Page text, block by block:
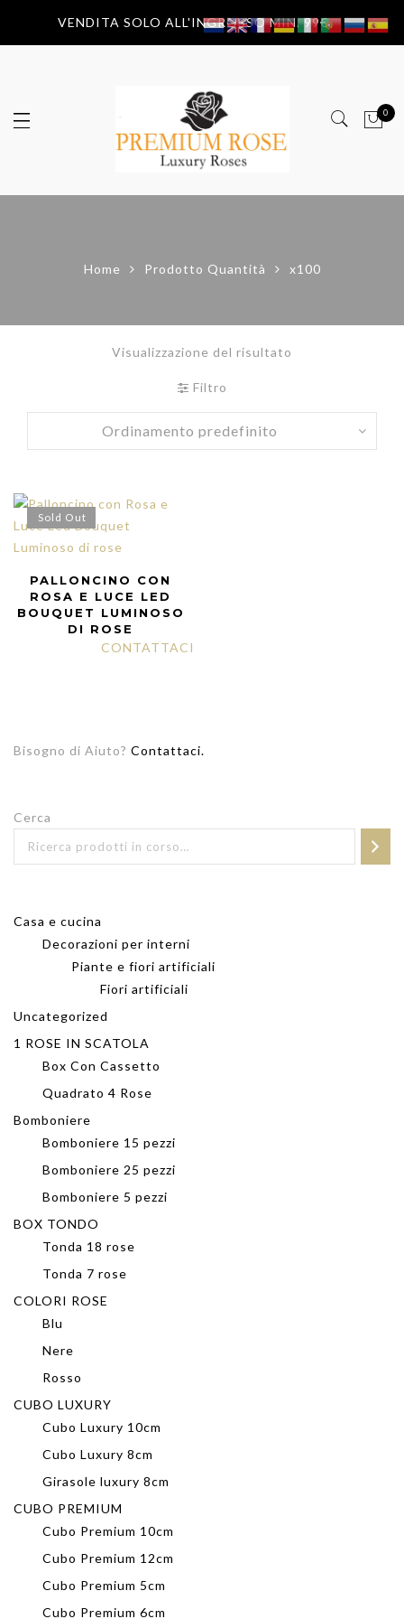
VENDITA SOLO ALL'INGROSSO MIN. 99€
0
Home Prodotto Quantità x100
Visualizzazione del risultato
Filtro
Sold Out
PALLONCINO CON
ROSA E LUCE LED
BOUQUET LUMINOSO
DI ROSE
CONTATTACI
Bisogno di Aiuto? Contattaci.
Cerca
Casa e cucina
Decorazioni per interni
Piante e fiori artificiali
Fiori artificiali
Uncategorized
1 ROSE IN SCATOLA
Box Con Cassetto
Quadrato 4 Rose
Bomboniere
Bomboniere 15 pezzi
Bomboniere 25 pezzi
Bomboniere 5 pezzi
BOX TONDO
Tonda 18 rose
Tonda 7 rose
COLORI ROSE
Blu
Nere
Rosso
CUBO LUXURY
Cubo Luxury 10cm
Cubo Luxury 8cm
Girasole luxury 8cm
CUBO PREMIUM
Cubo Premium 10cm
Cubo Premium 12cm
Cubo Premium 5cm
Cubo Premium 6cm